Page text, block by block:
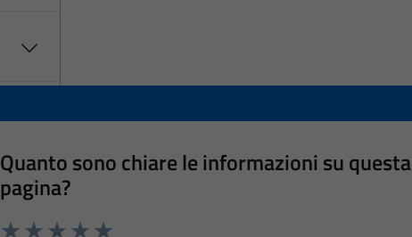
Quanto sono chiare le informazioni su questa
pagina?